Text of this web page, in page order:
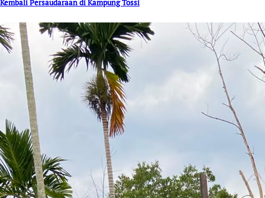
Kembali Persaudaraan di Kampung Tossi